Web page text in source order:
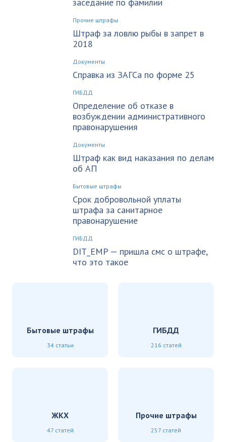
Прочие штрафы
Штраф за ловлю рыбы в запрет в
2018
Документы
Справка из ЗАГСа по форме 25
ГИБДД
Определение об отказе в
возбуждении административного
правонарушения
Документы
Штраф как вид наказания по делам
об АП
Бытовые штрафы
Срок добровольной уплаты
штрафа за санитарное
правонарушение
ГИБДД
DIT_EMP — пришла смс о штрафе,
что это такое
Бытовые штрафы
34 статьи
ГИБДД
216 статей
ЖКХ
47 статей
Прочие штрафы
257 статей